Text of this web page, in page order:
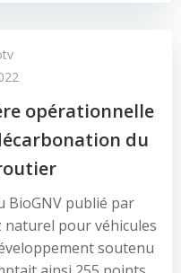
opérationnelle
du
BioGNV publié par
naturel pour véhicules
soutenu